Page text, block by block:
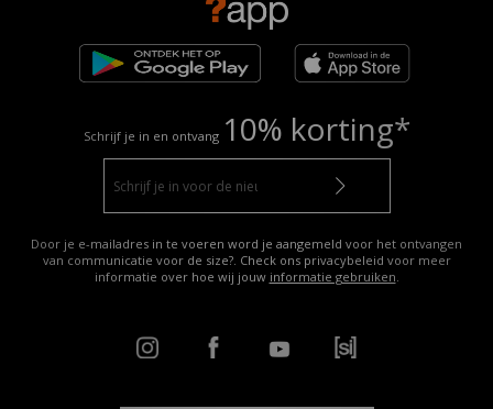
Schrijf je in en ontvang 10% korting*
Door je e-mailadres in te voeren word je aangemeld voor het ontvangen
van communicatie voor de size?. Check ons privacybeleid voor meer
informatie over hoe wij jouw informatie gebruiken.